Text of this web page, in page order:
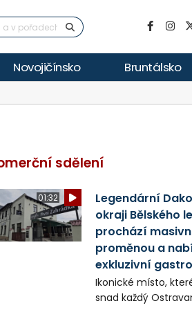
Novojičínsko Bruntálsko
sdělení
01:32
Legendární
okraji Bělského
prochází
proměnou a
exkluzivní
Ikonické místo,
snad každý